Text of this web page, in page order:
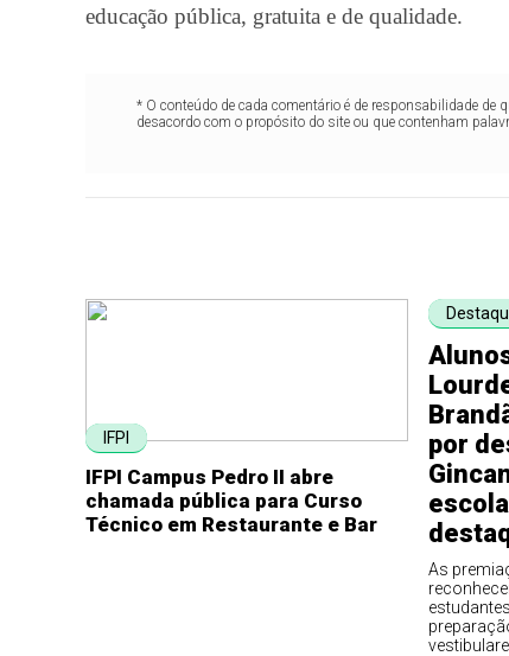
educação pública, gratuita e de qualidade.
* O conteúdo de cada comentário é de responsabilidade de
desacordo com o propósito do site ou que contenham
IFPI
IFPI Campus Pedro II abre
chamada pública para Curso
Técnico em Restaurante e Bar
por
As